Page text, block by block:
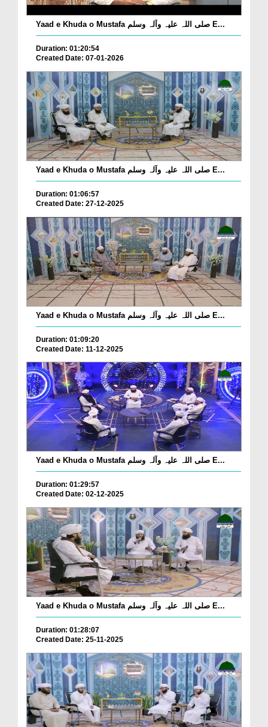
Yaad e Khuda o Mustafa صلی اللہ علیہ وآلہ وسلم E...
Duration: 01:20:54
Created Date: 07-01-2026
Yaad e Khuda o Mustafa صلی اللہ علیہ وآلہ وسلم E...
Duration: 01:06:57
Created Date: 27-12-2025
Yaad e Khuda o Mustafa صلی اللہ علیہ وآلہ وسلم E...
Duration: 01:09:20
Created Date: 11-12-2025
Yaad e Khuda o Mustafa صلی اللہ علیہ وآلہ وسلم E...
Duration: 01:29:57
Created Date: 02-12-2025
Yaad e Khuda o Mustafa صلی اللہ علیہ وآلہ وسلم E...
Duration: 01:28:07
Created Date: 25-11-2025